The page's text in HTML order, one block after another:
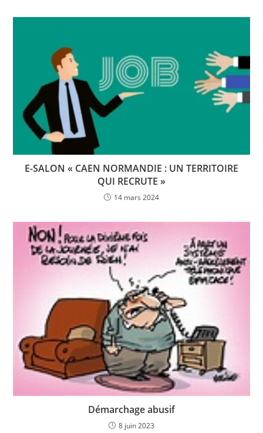
E-SALON « CAEN NORMANDIE : UN TERRITOIRE
QUI RECRUTE »
14 mars 2024
Démarchage abusif
8 juin 2023